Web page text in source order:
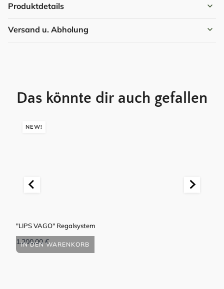
Produktdetails
Versand u. Abholung
Das könnte dir auch gefallen
NEW!
IN DEN WARENKORB
"LIPS VAGO" Regalsystem
1.200,00 €